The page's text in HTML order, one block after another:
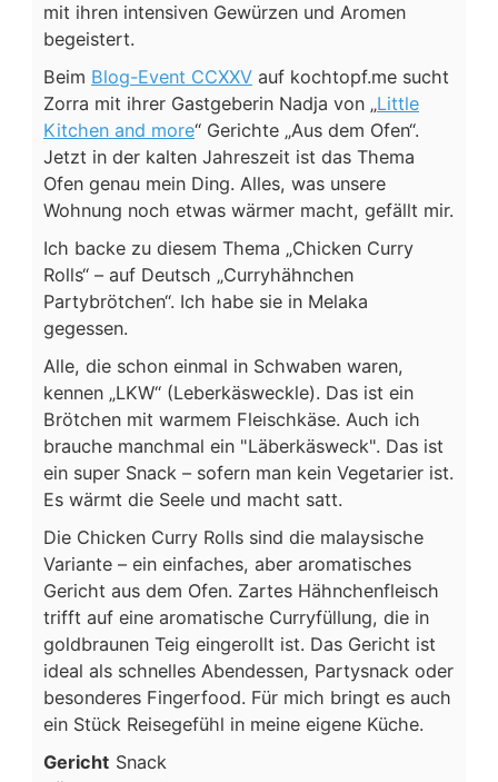
mit ihren intensiven Gewürzen und Aromen
begeistert.
Beim Blog-Event CCXXV auf kochtopf.me sucht
Zorra mit ihrer Gastgeberin Nadja von „Little
Kitchen and more“ Gerichte „Aus dem Ofen“.
Jetzt in der kalten Jahreszeit ist das Thema
Ofen genau mein Ding. Alles, was unsere
Wohnung noch etwas wärmer macht, gefällt mir.
Ich backe zu diesem Thema „Chicken Curry
Rolls“ – auf Deutsch „Curryhähnchen
Partybrötchen“. Ich habe sie in Melaka
gegessen.
Alle, die schon einmal in Schwaben waren,
kennen „LKW“ (Leberkäsweckle). Das ist ein
Brötchen mit warmem Fleischkäse. Auch ich
brauche manchmal ein "Läberkäsweck". Das ist
ein super Snack – sofern man kein Vegetarier ist.
Es wärmt die Seele und macht satt.
Die Chicken Curry Rolls sind die malaysische
Variante – ein einfaches, aber aromatisches
Gericht aus dem Ofen. Zartes Hähnchenfleisch
trifft auf eine aromatische Curryfüllung, die in
goldbraunen Teig eingerollt ist. Das Gericht ist
ideal als schnelles Abendessen, Partysnack oder
besonderes Fingerfood. Für mich bringt es auch
ein Stück Reisegefühl in meine eigene Küche.
Gericht Snack